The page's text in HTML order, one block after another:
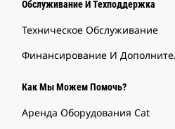
Обслуживание И Техподдержка
Техническое Обслуживание
Финансирование И
Как Мы Можем Помочь?
Аренда Оборудования Cat